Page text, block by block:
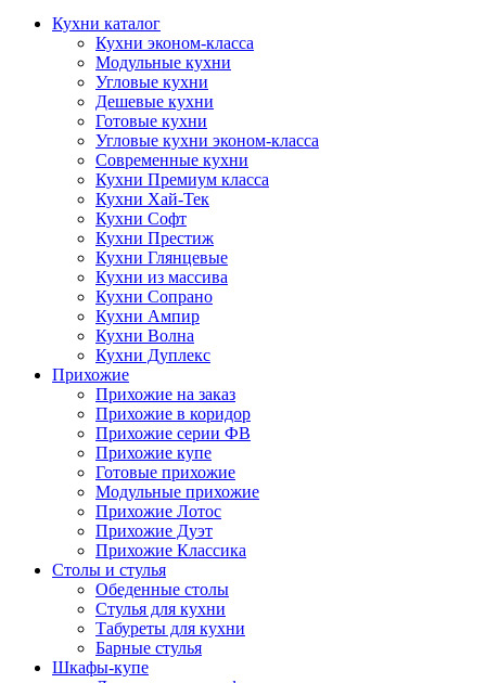
Кухни каталог
Кухни эконом-класса
Модульные кухни
Угловые кухни
Дешевые кухни
Готовые кухни
Угловые кухни эконом-класса
Современные кухни
Кухни Премиум класса
Кухни Хай-Тек
Кухни Софт
Кухни Престиж
Кухни Глянцевые
Кухни из массива
Кухни Сопрано
Кухни Ампир
Кухни Волна
Кухни Дуплекс
Прихожие
Прихожие на заказ
Прихожие в коридор
Прихожие серии ФВ
Прихожие купе
Готовые прихожие
Модульные прихожие
Прихожие Лотос
Прихожие Дуэт
Прихожие Классика
Столы и стулья
Обеденные столы
Стулья для кухни
Табуреты для кухни
Барные стулья
Шкафы-купе